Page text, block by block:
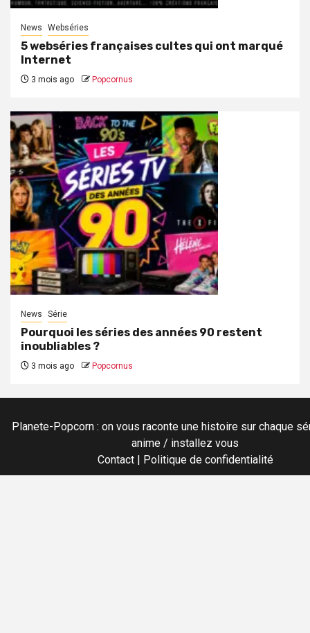
News Webséries
5 webséries françaises cultes qui ont marqué
Internet
3 mois ago Popcornus
News Série
Pourquoi les séries des années 90 restent
inoubliables ?
3 mois ago Popcornus
Planete-Popcorn : on vous raconte une histoire sur chaque
anime / installez vous
Contact| Politique de confidentialité